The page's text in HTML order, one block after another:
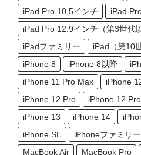
iPad Pro 10.5インチ
iPad
iPad Pro 12.9インチ（第3世代
iPadファミリー
iPad（第10
iPhone 8
iPhone 8以降
iPhone 11 Pro Max
iPhone
iPhone 12 Pro
iPhone 12
iPhone 13
iPhone 14
iPhone SE
iPhoneファミリー
MacBook Air
MacBook Pro